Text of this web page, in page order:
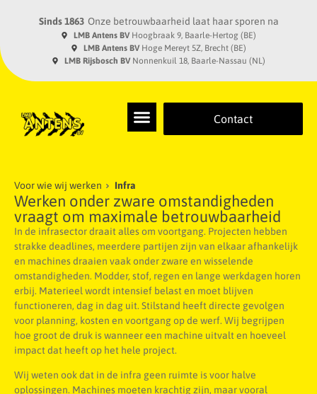
Sinds 1863 Onze betrouwbaarheid laat haar sporen na
LMB Antens BVHoogbraak 9, Baarle-Hertog (BE)
LMB Antens BVHoge Mereyt 5Z, Brecht (BE)
LMB Rijsbosch BV Nonnenkuil 18, Baarle-Nassau (NL)
Contact
Voor wie wij werken Infra
Werken onder zware omstandigheden
vraagt om maximale betrouwbaarheid
In de infrasector draait alles om voortgang. Projecten hebben
strakke deadlines, meerdere partijen zijn van elkaar afhankelijk
en machines draaien vaak onder zware en wisselende
omstandigheden. Modder, stof, regen en lange werkdagen horen
erbij. Materieel wordt intensief belast en moet blijven
functioneren, dag in dag uit. Stilstand heeft directe gevolgen
voor planning, kosten en voortgang op de werf. Wij begrijpen
hoe groot de druk is wanneer een machine uitvalt en hoeveel
impact dat heeft op het hele project.
Wij weten ook dat in de infra geen ruimte is voor halve
oplossingen. Machines moeten krachtig zijn, maar vooral